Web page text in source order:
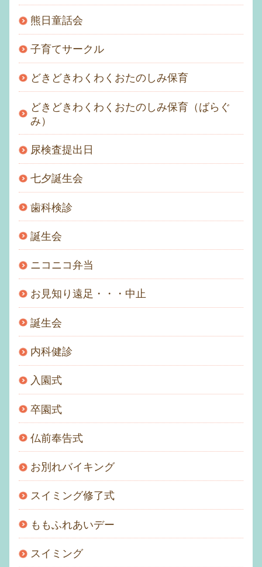
熊日童話会
子育てサークル
どきどきわくわくおたのしみ保育
どきどきわくわくおたのしみ保育（ばらぐ
み）
尿検査提出日
七夕誕生会
歯科検診
誕生会
ニコニコ弁当
お見知り遠足・・・中止
誕生会
内科健診
入園式
卒園式
仏前奉告式
お別れバイキング
スイミング修了式
ももふれあいデー
スイミング